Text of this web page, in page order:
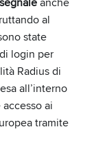
al
state
login per
Radius di
all’interno
ai
tramite